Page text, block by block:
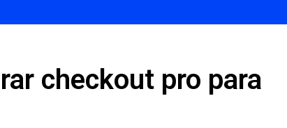
checkout pro para